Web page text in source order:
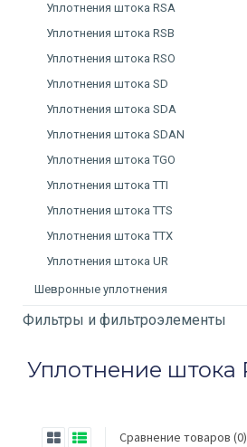
Уплотнения штока RSA
Уплотнения штока RSB
Уплотнения штока RSO
Уплотнения штока SD
Уплотнения штока SDA
Уплотнения штока SDAN
Уплотнения штока TGO
Уплотнения штока TTI
Уплотнения штока TTS
Уплотнения штока TTX
Уплотнения штока UR
Шевронные уплотнения
Фильтры и фильтроэлементы
Уплотнение штока
Сравнение товаров (0)